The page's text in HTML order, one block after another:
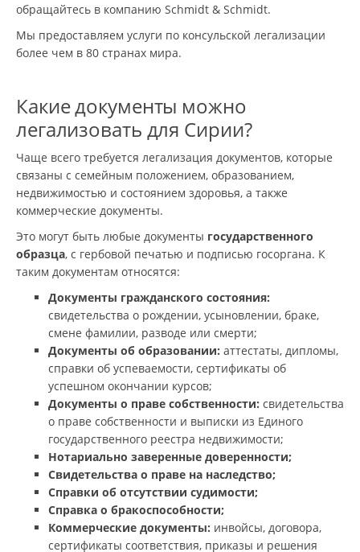
обращайтесь в компанию Schmidt & Schmidt.
Мы предоставляем услуги по консульской легализации
более чем в 80 странах мира.
Какие документы можно
легализовать для Сирии?
Чаще всего требуется легализация документов, которые
связаны с семейным положением, образованием,
недвижимостью и состоянием здоровья, а также
коммерческие документы.
Это могут быть любые документы государственного
образца, с гербовой печатью и подписью госоргана. К
таким документам относятся:
Документы гражданского состояния:
свидетельства о рождении, усыновлении, браке,
смене фамилии, разводе или смерти;
Документы об образовании: аттестаты, дипломы,
справки об успеваемости, сертификаты об
успешном окончании курсов;
Документы о праве собственности: cвидетельства
о праве собственности и выписки из Единого
государственного реестра недвижимости;
Нотариально заверенные доверенности;
Свидетельства о праве на наследство;
Справки об отсутствии судимости;
Справка о бракоспособности;
Коммерческие документы: инвойсы, договора,
сертификаты соответствия, приказы и решения